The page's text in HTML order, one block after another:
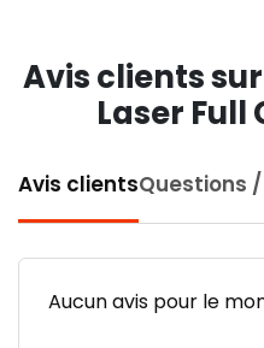
Avis clients
Laser Full
Avis clientsQuestions
Aucun avis pour le